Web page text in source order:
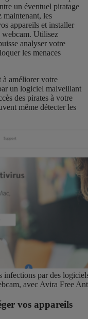
un éventuel piratage
maintenant, les
appareils et installer
webcam. Utilisez
analyser votre
les menaces
à améliorer votre
un logiciel malveillant
des pirates à votre
même détecter les
par des
avec Avira Free
vos appareils